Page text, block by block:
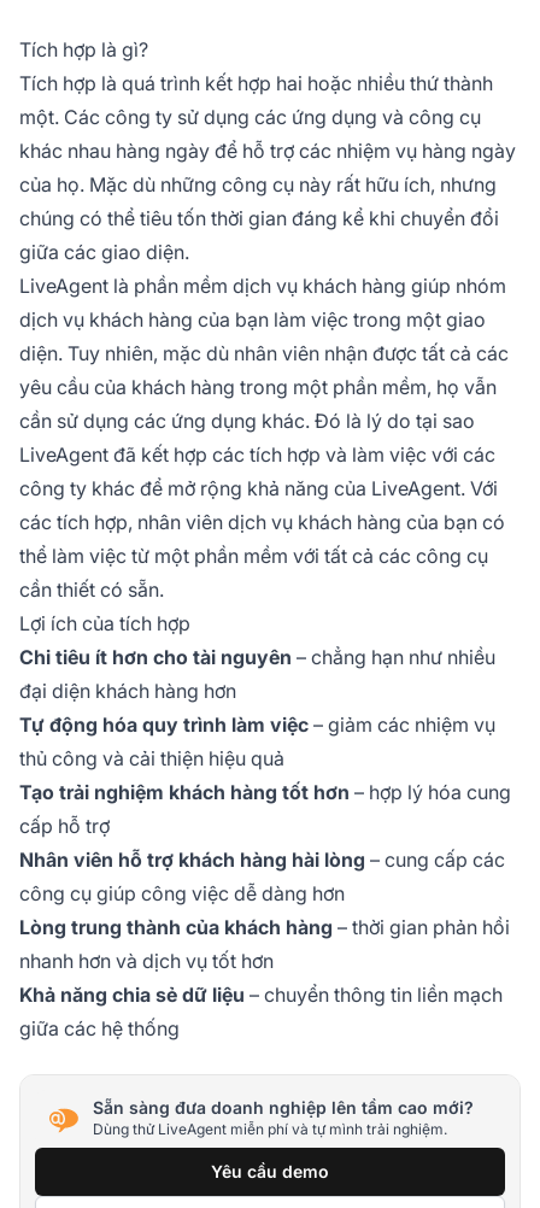
Tích hợp là gì?
Tích hợp là quá trình kết hợp hai hoặc nhiều thứ thành
một. Các công ty sử dụng các ứng dụng và công cụ
khác nhau hàng ngày để hỗ trợ các nhiệm vụ hàng ngày
của họ. Mặc dù những công cụ này rất hữu ích, nhưng
chúng có thể tiêu tốn thời gian đáng kể khi chuyển đổi
giữa các giao diện.
LiveAgent là phần mềm dịch vụ khách hàng giúp nhóm
dịch vụ khách hàng của bạn làm việc trong một giao
diện. Tuy nhiên, mặc dù nhân viên nhận được tất cả các
yêu cầu của khách hàng trong một phần mềm, họ vẫn
cần sử dụng các ứng dụng khác. Đó là lý do tại sao
LiveAgent đã kết hợp các tích hợp và làm việc với các
công ty khác để mở rộng khả năng của LiveAgent. Với
các tích hợp, nhân viên dịch vụ khách hàng của bạn có
thể làm việc từ một phần mềm với tất cả các công cụ
cần thiết có sẵn.
Lợi ích của tích hợp
Chi tiêu ít hơn cho tài nguyên – chẳng hạn như nhiều
đại diện khách hàng hơn
Tự động hóa quy trình làm việc – giảm các nhiệm vụ
thủ công và cải thiện hiệu quả
Tạo trải nghiệm khách hàng tốt hơn – hợp lý hóa cung
cấp hỗ trợ
Nhân viên hỗ trợ khách hàng hài lòng – cung cấp các
công cụ giúp công việc dễ dàng hơn
Lòng trung thành của khách hàng – thời gian phản hồi
nhanh hơn và dịch vụ tốt hơn
Khả năng chia sẻ dữ liệu – chuyển thông tin liền mạch
giữa các hệ thống
Sẵn sàng đưa doanh nghiệp lên tầm cao mới?
Dùng thử LiveAgent miễn phí và tự mình trải nghiệm.
Yêu cầu demo